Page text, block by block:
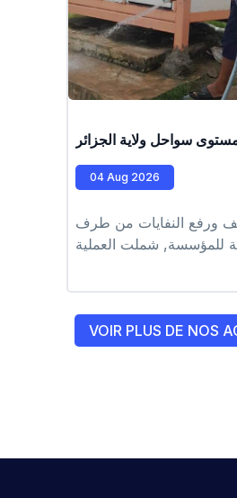
سواحل ولاية الجزائر
04 Aug 2026
ورفع النفايات من طرف
للمؤسسة, شملت العملية
طرفاية، الرغاية
VOIR PLUS DE NOS